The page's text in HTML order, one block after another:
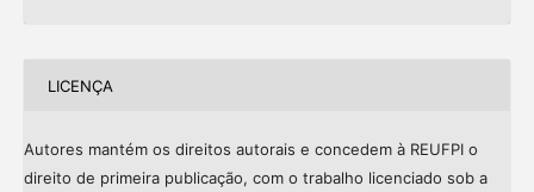
LICENÇA
Autores mantém os direitos autorais e concedem à REUFPI o
direito de primeira publicação, com o trabalho licenciado sob a